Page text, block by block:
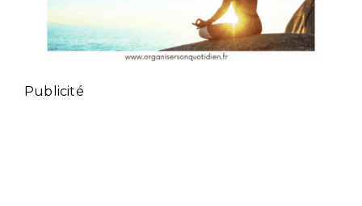
Publicité